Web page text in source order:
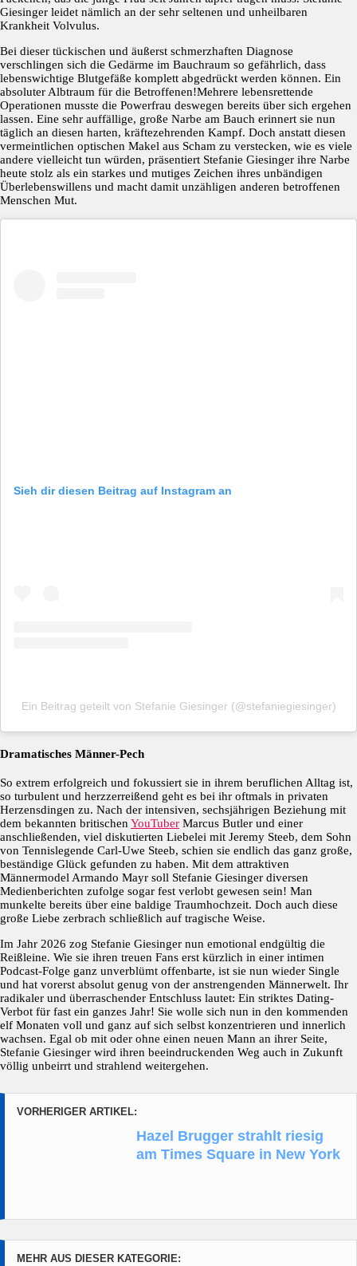
Giesinger leidet nämlich an der sehr seltenen und unheilbaren
Krankheit Volvulus.
Bei dieser tückischen und äußerst schmerzhaften Diagnose
verschlingen sich die Gedärme im Bauchraum so gefährlich, dass
lebenswichtige Blutgefäße komplett abgedrückt werden können. Ein
absoluter Albtraum für die Betroffenen!Mehrere lebensrettende
Operationen musste die Powerfrau deswegen bereits über sich ergehen
lassen. Eine sehr auffällige, große Narbe am Bauch erinnert sie nun
täglich an diesen harten, kräftezehrenden Kampf. Doch anstatt diesen
vermeintlichen optischen Makel aus Scham zu verstecken, wie es viele
andere vielleicht tun würden, präsentiert Stefanie Giesinger ihre Narbe
heute stolz als ein starkes und mutiges Zeichen ihres unbändigen
Überlebenswillens und macht damit unzähligen anderen betroffenen
Menschen Mut.
Sieh dir diesen Beitrag auf Instagram an
Ein Beitrag geteilt von Stefanie Giesinger (@stefaniegiesinger)
Dramatisches Männer-Pech
So extrem erfolgreich und fokussiert sie in ihrem beruflichen Alltag ist,
so turbulent und herzzerreißend geht es bei ihr oftmals in privaten
Herzensdingen zu. Nach der intensiven, sechsjährigen Beziehung mit
dem bekannten britischen YouTuber Marcus Butler und einer
anschließenden, viel diskutierten Liebelei mit Jeremy Steeb, dem Sohn
von Tennislegende Carl-Uwe Steeb, schien sie endlich das ganz große,
beständige Glück gefunden zu haben. Mit dem attraktiven
Männermodel Armando Mayr soll Stefanie Giesinger diversen
Medienberichten zufolge sogar fest verlobt gewesen sein! Man
munkelte bereits über eine baldige Traumhochzeit. Doch auch diese
große Liebe zerbrach schließlich auf tragische Weise.
Im Jahr 2026 zog Stefanie Giesinger nun emotional endgültig die
Reißleine. Wie sie ihren treuen Fans erst kürzlich in einer intimen
Podcast-Folge ganz unverblümt offenbarte, ist sie nun wieder Single
und hat vorerst absolut genug von der anstrengenden Männerwelt. Ihr
radikaler und überraschender Entschluss lautet: Ein striktes Dating-
Verbot für fast ein ganzes Jahr! Sie wolle sich nun in den kommenden
elf Monaten voll und ganz auf sich selbst konzentrieren und innerlich
wachsen. Egal ob mit oder ohne einen neuen Mann an ihrer Seite,
Stefanie Giesinger wird ihren beeindruckenden Weg auch in Zukunft
völlig unbeirrt und strahlend weitergehen.
VORHERIGER ARTIKEL:
Hazel Brugger strahlt riesig
am Times Square in New York
MEHR AUS DIESER KATEGORIE: